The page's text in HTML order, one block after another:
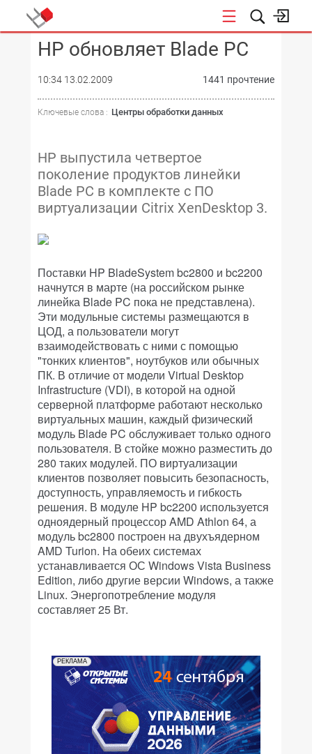
КОНФЕРЕНЦИИ
HP обновляет Blade PC
10:34 13.02.2009 1441 прочтение
Ключевые слова : Центры обработки данных
HP выпустила четвертое
поколение продуктов линейки
Blade PC в комплекте с ПО
виртуализации Citrix XenDesktop 3.
Поставки HP BladeSystem bc2800 и bc2200
начнутся в марте (на российском рынке
линейка Blade PC пока не представлена).
Эти модульные системы размещаются в
ЦОД, а пользователи могут
взаимодействовать с ними с помощью
"тонких клиентов", ноутбуков или обычных
ПК. В отличие от модели Virtual Desktop
Infrastructure (VDI), в которой на одной
серверной платформе работают несколько
виртуальных машин, каждый физический
модуль Blade PC обслуживает только одного
пользователя. В стойке можно разместить до
280 таких модулей. ПО виртуализации
клиентов позволяет повысить безопасность,
доступность, управляемость и гибкость
решения. В модуле HP bc2200 используется
одноядерный процессор AMD Athlon 64, а
модуль bc2800 построен на двухъядерном
AMD Turion. На обеих системах
устанавливается ОС Windows Vista Business
Edition, либо другие версии Windows, а также
Linux. Энергопотребление модуля
составляет 25 Вт.
РЕКЛАМА